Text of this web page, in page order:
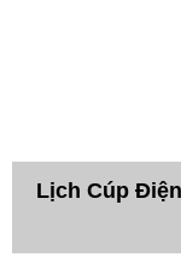
Lịch Cúp